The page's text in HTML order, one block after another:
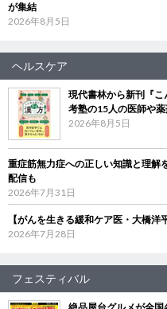
が集結
2026年8月5日
ヘルスケア
現代書林から新刊『
考塾の15人の医師や
2026年8月5日
重症筋無力症への正しい知識と理
配信も
2026年7月31日
【がんを生きる緩和ケア医・大橋
2026年7月28日
フェスティバル